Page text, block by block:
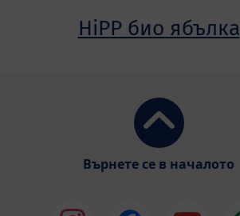
HiPP био ябълка
Върнете се в началото